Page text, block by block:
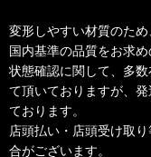
変形しやすい材質のた
国内基準の品質をお求
状態確認に関して、多
て頂いておりますが、
ております。
店頭払い・店頭受け取
合がございます。